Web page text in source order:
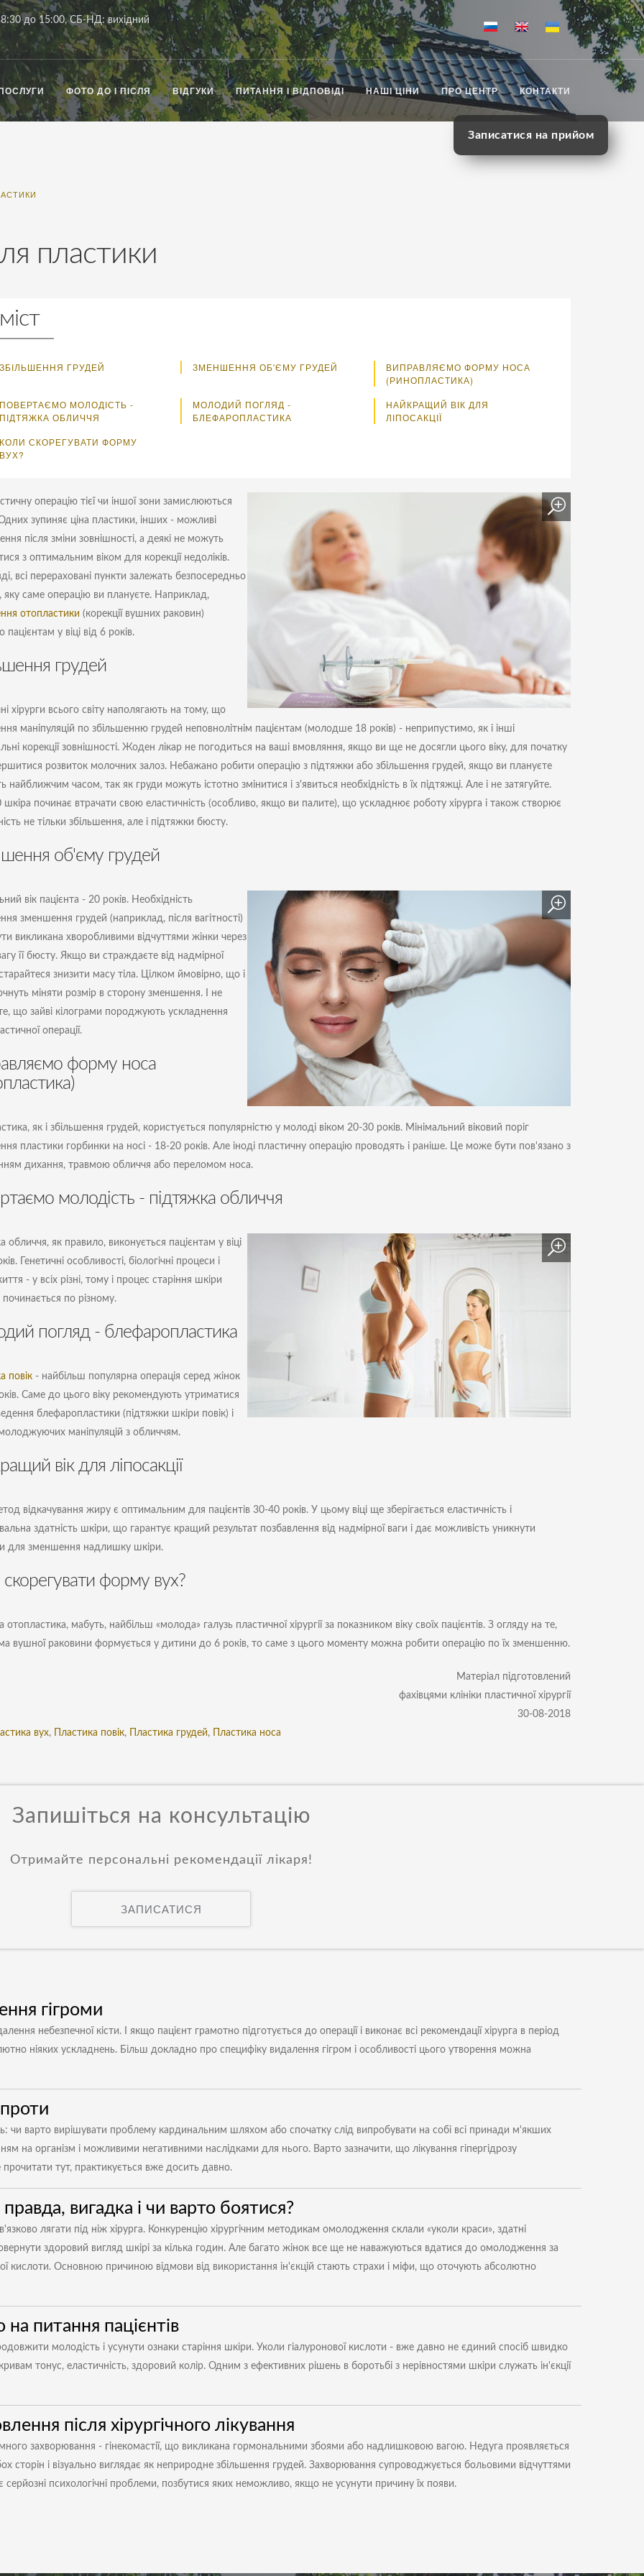
до 15:00, СБ-НД: вихідний
Записатися на прийом
ФОТО ДО І ПІСЛЯ ВІДГУКИ ПИТАННЯ І ВІДПОВІДІ НАШІ ЦІНИ ПРО ЦЕНТР КОНТАКТИ
пластики
ЗБІЛЬШЕННЯ ГРУДЕЙ ЗМЕНШЕННЯ ОБ'ЄМУ ГРУДЕЙ
ВИПРАВЛЯЄМО ФОРМУ НОСА
(РИНОПЛАСТИКА)
ПОВЕРТАЄМО МОЛОДІСТЬ -
ПІДТЯЖКА ОБЛИЧЧЯ
МОЛОДИЙ ПОГЛЯД -
БЛЕФАРОПЛАСТИКА
НАЙКРАЩИЙ ВІК ДЛЯ
ЛІПОСАКЦІЇ
КОЛИ СКОРЕГУВАТИ ФОРМУ
ВУХ?
операцію тієї чи іншої зони замислюються
зупиняє ціна пластики, інших - можливі
після зміни зовнішності, а деякі не можуть
з оптимальним віком для корекції недоліків.
всі перераховані пункти залежать безпосередньо
яку саме операцію ви плануєте. Наприклад,
отопластики (корекції вушних раковин)
у віці від 6 років.
грудей
хірурги всього світу наполягають на тому, що
маніпуляцій по збільшенню грудей неповнолітнім пацієнтам (молодше 18 років) - неприпустимо, як і інші
корекції зовнішності. Жоден лікар не погодиться на ваші вмовляння, якщо ви ще не досягли цього віку, для початку
розвиток молочних залоз. Небажано робити операцію з підтяжки або збільшення грудей, якщо ви плануєте
найближчим часом, так як груди можуть істотно змінитися і з'явиться необхідність в їх підтяжці. Але і не затягуйте.
шкіра починає втрачати свою еластичність (особливо, якщо ви палите), що ускладнює роботу хірурга і також створює
не тільки збільшення, але і підтяжки бюсту.
об'єму грудей
вік пацієнта - 20 років. Необхідність
зменшення грудей (наприклад, після вагітності)
викликана хворобливими відчуттями жінки через
її бюсту. Якщо ви страждаєте від надмірної
знизити масу тіла. Цілком ймовірно, що і
міняти розмір в сторону зменшення. І не
що зайві кілограми породжують ускладнення
операції.
форму носа
як і збільшення грудей, користується популярністю у молоді віком 20-30 років. Мінімальний віковий поріг
пластики горбинки на носі- 18-20 років. Але іноді пластичну операцію проводять і раніше. Це може бути пов'язано з
дихання, травмою обличчя або переломом носа.
молодість - підтяжка обличчя
обличчя, як правило, виконується пацієнтам у віці
Генетичні особливості, біологічні процеси і
- у всіх різні, тому і процес старіння шкіри
по різному.
погляд - блефаропластика
повік- найбільш популярна операція серед жінок
Саме до цього віку рекомендують утриматися
блефаропластики (підтяжки шкіри повік) і
маніпуляцій з обличчям.
вік для ліпосакції
відкачування жиру є оптимальним для пацієнтів 30-40 років. У цьому віці ще зберігається еластичність і
здатність шкіри, що гарантує кращий результат позбавлення від надмірної ваги і дає можливість уникнути
для зменшення надлишку шкіри.
форму вух?
отопластика, мабуть, найбільш «молода» галузь пластичної хірургії за показником віку своїх пацієнтів. З огляду на те,
вушної раковини формується у дитини до 6 років, то саме з цього моменту можна робити операцію по їх зменшенню.
Матеріал підготовлений
фахівцями клініки пластичної хірургії
30-08-2018
вух, Пластика повік, Пластика грудей, Пластика носа
Запишіться на консультацію
Отримайте персональні рекомендації лікаря!
ЗАПИСАТИСЯ
гігроми
небезпечної кісти. І якщо пацієнт грамотно підготується до операції і виконає всі рекомендації хірурга в період
ніяких ускладнень. Більш докладно про специфіку видалення гігром і особливості цього утворення можна
проти
чи варто вирішувати проблему кардинальним шляхом або спочатку слід випробувати на собі всі принади м'якших
на організм і можливими негативними наслідками для нього. Варто зазначити, що лікування гіпергідрозу
тут, практикується вже досить давно.
вигадка і чи варто боятися?
лягати під ніж хірурга. Конкуренцію хірургічним методикам омолодження склали «уколи краси», здатні
здоровий вигляд шкірі за кілька годин. Але багато жінок все ще не наважуються вдатися до омолодження за
кислоти. Основною причиною відмови від використання ін'єкцій стають страхи і міфи, що оточують абсолютно
на питання пацієнтів
молодість і усунути ознаки старіння шкіри. Уколи гіалуронової кислоти - вже давно не єдиний спосіб швидко
тонус, еластичність, здоровий колір. Одним з ефективних рішень в боротьбі з нерівностями шкіри служать ін'єкції
після хірургічного лікування
захворювання - гінекомастії, що викликана гормональними збоями або надлишковою вагою. Недуга проявляється
сторін і візуально виглядає як неприродне збільшення грудей. Захворювання супроводжується больовими відчуттями
психологічні проблеми, позбутися яких неможливо, якщо не усунути причину їх появи.